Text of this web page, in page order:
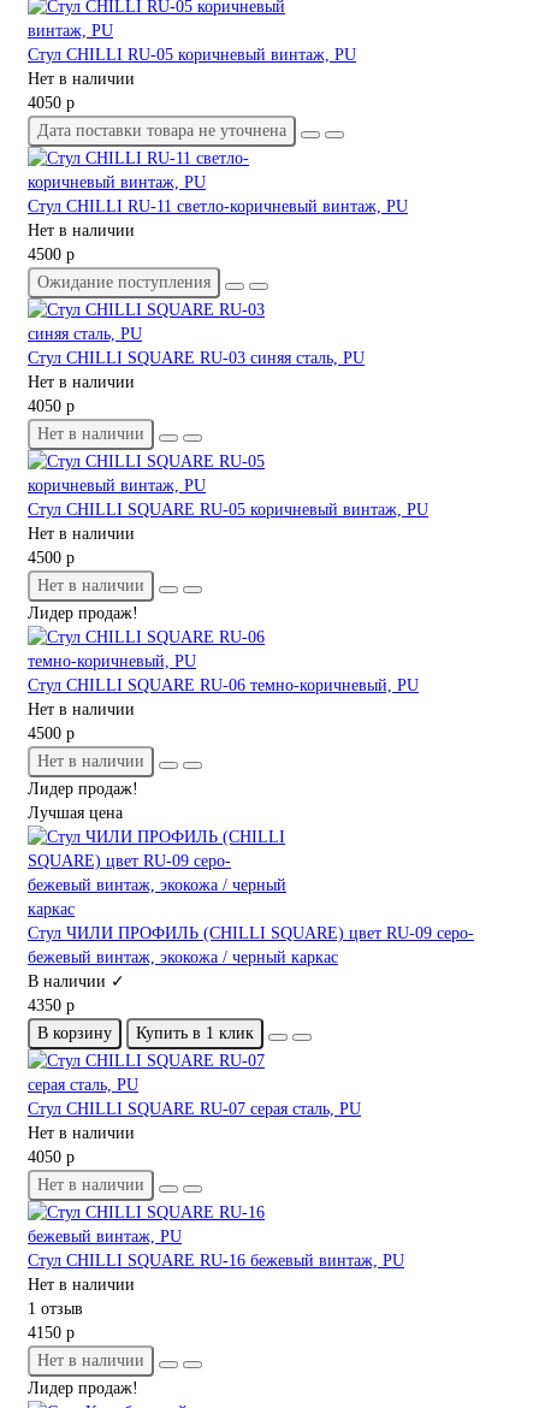
Стул CHILLI RU-05 коричневый винтаж, PU
Нет в наличии
4050 р
Дата поставки товара не уточнена
Стул CHILLI RU-11 светло-коричневый винтаж, PU
Нет в наличии
4500 р
Ожидание поступления
Стул CHILLI SQUARE RU-03 синяя сталь, PU
Нет в наличии
4050 р
Нет в наличии
Стул CHILLI SQUARE RU-05 коричневый винтаж, PU
Нет в наличии
4500 р
Нет в наличии
Лидер продаж!
Стул CHILLI SQUARE RU-06 темно-коричневый, PU
Нет в наличии
4500 р
Нет в наличии
Лидер продаж!
Лучшая цена
Стул ЧИЛИ ПРОФИЛЬ (CHILLI SQUARE) цвет RU-09 серо-
бежевый винтаж, экокожа / черный каркас
В наличии ✓
4350 р
В корзину
Купить в 1 клик
Стул CHILLI SQUARE RU-07 серая сталь, PU
Нет в наличии
4050 р
Нет в наличии
Стул CHILLI SQUARE RU-16 бежевый винтаж, PU
Нет в наличии
1 отзыв
4150 р
Нет в наличии
Лидер продаж!